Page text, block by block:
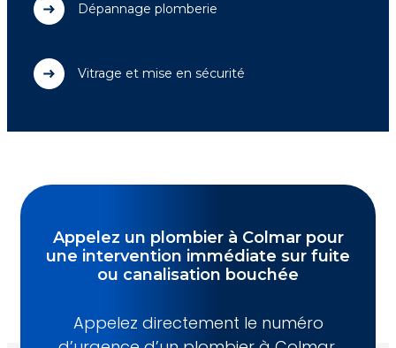
Dépannage plomberie
Vitrage et mise en sécurité
Appelez un plombier à Colmar pour
une intervention immédiate sur fuite
ou canalisation bouchée
Appelez directement le numéro